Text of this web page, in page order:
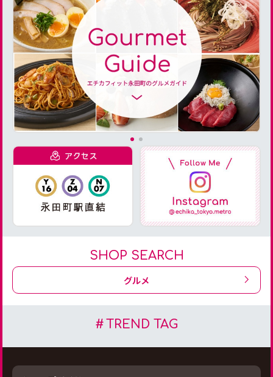
SHOP SEARCH
グルメ
TREND TAG